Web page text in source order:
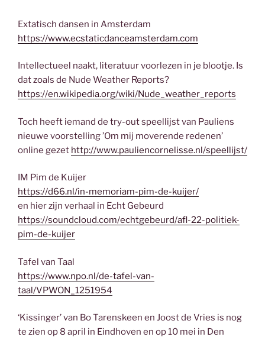
Extatisch dansen in Amsterdam
https://www.ecstaticdanceamsterdam.com
Intellectueel naakt, literatuur voorlezen in je blootje. Is
dat zoals de Nude Weather Reports?
https://en.wikipedia.org/wiki/Nude_weather_reports
Toch heeft iemand de try-out speellijst van Pauliens
nieuwe voorstelling ’Om mij moverende redenen’
online gezet http://www.pauliencornelisse.nl/speellijst/
IM Pim de Kuijer
https://d66.nl/in-memoriam-pim-de-kuijer/
en hier zijn verhaal in Echt Gebeurd
https://soundcloud.com/echtgebeurd/afl-22-politiek-
pim-de-kuijer
Tafel van Taal
https://www.npo.nl/de-tafel-van-
taal/VPWON_1251954
‘Kissinger’ van Bo Tarenskeen en Joost de Vries is nog
te zien op 8 april in Eindhoven en op 10 mei in Den